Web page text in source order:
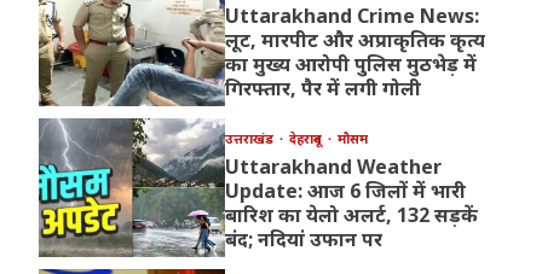
Uttarakhand Crime News:
लूट, मारपीट और अप्राकृतिक कृत्य
का मुख्य आरोपी पुलिस मुठभेड़ में
गिरफ्तार, पैर में लगी गोली
उत्तराखंड देहरादून मौसम
Uttarakhand Weather
Update: आज 6 जिलों में भारी
बारिश का येलो अलर्ट, 132 सड़कें
बंद; नदियां उफान पर